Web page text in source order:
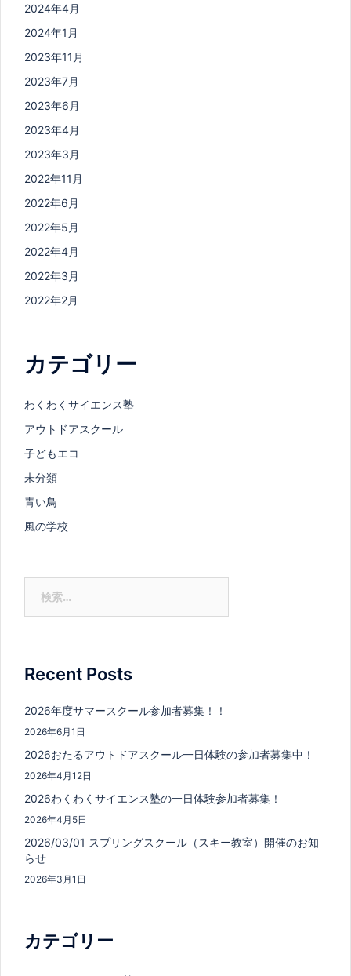
2024年4月
2024年1月
2023年11月
2023年7月
2023年6月
2023年4月
2023年3月
2022年11月
2022年6月
2022年5月
2022年4月
2022年3月
2022年2月
カテゴリー
わくわくサイエンス塾
アウトドアスクール
子どもエコ
未分類
青い鳥
風の学校
Recent Posts
2026年度サマースクール参加者募集！！
2026年6月1日
2026おたるアウトドアスクール一日体験の参加者募集中！
2026年4月12日
2026わくわくサイエンス塾の一日体験参加者募集！
2026年4月5日
2026/03/01 スプリングスクール（スキー教室）開催のお知
らせ
2026年3月1日
カテゴリー